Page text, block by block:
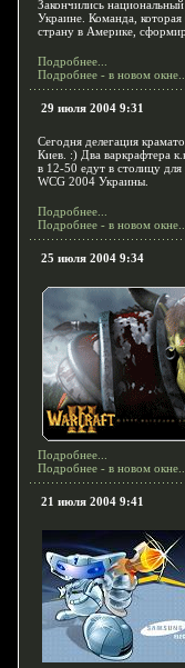
Закончились
Украине. Команда,
страну в Америке,
Подробнее...
Подробнее - в новом окне...
29 июля 2004 9:31
Сегодня делегация
Киев. :) Два варкрафтера
в 12-50 едут в столицу
WCG 2004 Украины.
Подробнее...
Подробнее - в новом окне...
25 июля 2004 9:34
Подробнее...
Подробнее - в новом окне...
21 июля 2004 9:41